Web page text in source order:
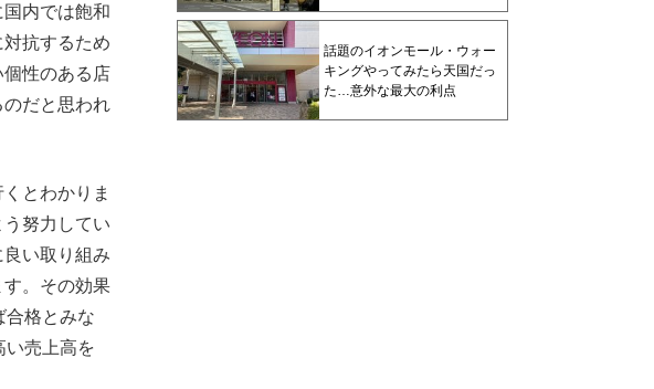
内では飽和
抗するため
性のある店
だと思われ
とわかりま
努力してい
い取り組み
。その効果
合格とみな
い売上高を
話題のイオンモール・ウォー
キングやってみたら天国だっ
た…意外な最大の利点